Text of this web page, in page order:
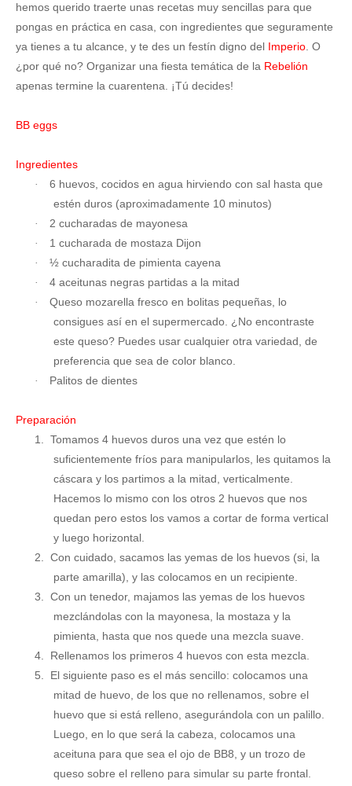
hemos querido traerte unas recetas muy sencillas para que
pongas en práctica en casa, con ingredientes que seguramente
ya tienes a tu alcance, y te des un festín digno del Imperio . O
¿por qué no? Organizar una fiesta temática de la Rebelión
apenas termine la cuarentena. ¡Tú decides!
BB eggs
Ingredientes
·
6 huevos, cocidos en agua hirviendo con sal hasta que
estén duros (aproximadamente 10 minutos)
· 2 cucharadas de mayonesa
· 1 cucharada de mostaza Dijon
· ½ cucharadita de pimienta cayena
· 4 aceitunas negras partidas a la mitad
·
Queso mozarella fresco en bolitas pequeñas, lo
consigues así en el supermercado. ¿No encontraste
este queso? Puedes usar cualquier otra variedad, de
preferencia que sea de color blanco.
· Palitos de dientes
Preparación
1.
Tomamos 4 huevos duros una vez que estén lo
suficientemente fríos para manipularlos, les quitamos la
cáscara y los partimos a la mitad, verticalmente.
Hacemos lo mismo con los otros 2 huevos que nos
quedan pero estos los vamos a cortar de forma vertical
y luego horizontal.
2.
Con cuidado, sacamos las yemas de los huevos (si, la
parte amarilla), y las colocamos en un recipiente.
3.
Con un tenedor, majamos las yemas de los huevos
mezclándolas con la mayonesa, la mostaza y la
pimienta, hasta que nos quede una mezcla suave.
4.
Rellenamos los primeros 4 huevos con esta mezcla.
5.
El siguiente paso es el más sencillo: colocamos una
mitad de huevo, de los que no rellenamos, sobre el
huevo que si está relleno, asegurándola con un palillo.
Luego, en lo que será la cabeza, colocamos una
aceituna para que sea el ojo de BB8, y un trozo de
queso sobre el relleno para simular su parte frontal.